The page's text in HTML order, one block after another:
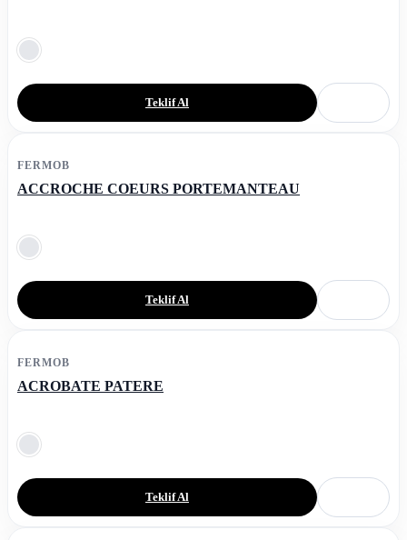
Teklif Al
FERMOB
ACCROCHE COEURS PORTEMANTEAU
Teklif Al
FERMOB
ACROBATE PATERE
Teklif Al